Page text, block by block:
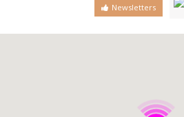
Newsletters